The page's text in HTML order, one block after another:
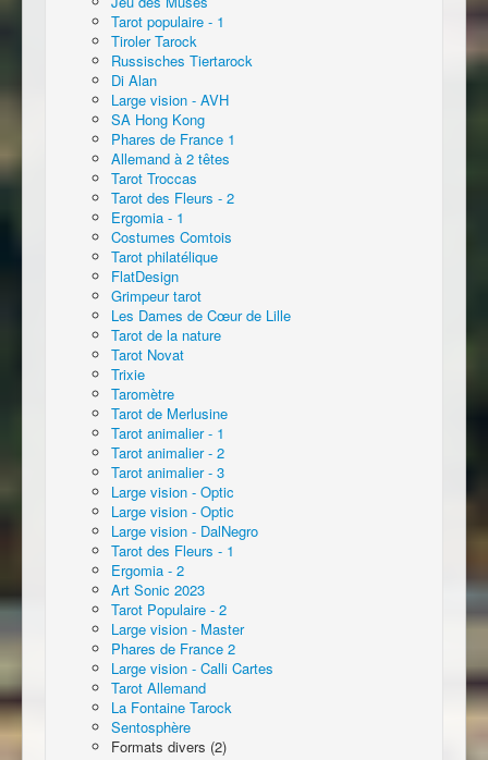
Tarot populaire - 1
Tiroler Tarock
Russisches Tiertarock
Di Alan
Large vision - AVH
SA Hong Kong
Phares de France 1
Allemand à 2 têtes
Tarot Troccas
Tarot des Fleurs - 2
Ergomia - 1
Costumes Comtois
Tarot philatélique
FlatDesign
Grimpeur tarot
Les Dames de Cœur de Lille
Tarot de la nature
Tarot Novat
Trixie
Taromètre
Tarot de Merlusine
Tarot animalier - 1
Tarot animalier - 2
Tarot animalier - 3
Large vision - Optic
Large vision - Optic
Large vision - DalNegro
Tarot des Fleurs - 1
Ergomia - 2
Art Sonic 2023
Tarot Populaire - 2
Large vision - Master
Phares de France 2
Large vision - Calli Cartes
Tarot Allemand
La Fontaine Tarock
Sentosphère
Formats divers (2)